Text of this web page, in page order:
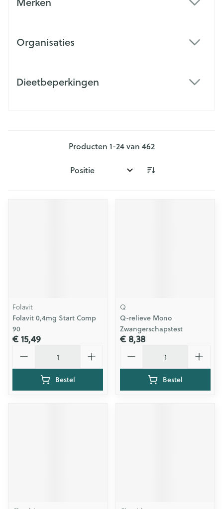
Organisaties
Dieetbeperkingen
Producten 1-24van 462
Sorteer op:
Folavit
Folavit 0,4mg Start Comp
90
€ 15,49
Bestel
Q
Q-relieve Mono
Zwangerschapstest
€ 8,38
Bestel